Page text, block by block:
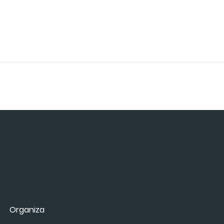
Organiza